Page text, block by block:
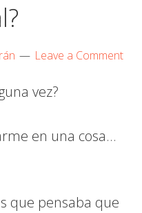
Leave a Comment
vez?
en una cosa…
que pensaba que